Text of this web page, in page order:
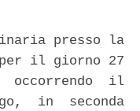
presso la
il giorno 27
occorrendo  il
in  seconda